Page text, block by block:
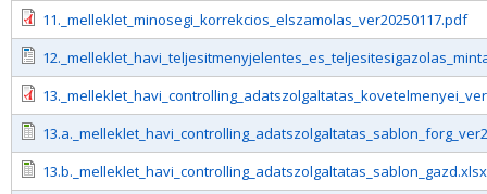
11._melleklet_minosegi_korrekcios_elszamolas_ver20250117.pdf
13.b._melleklet_havi_controlling_adatszolgaltatas_sablon_gazd.xlsx